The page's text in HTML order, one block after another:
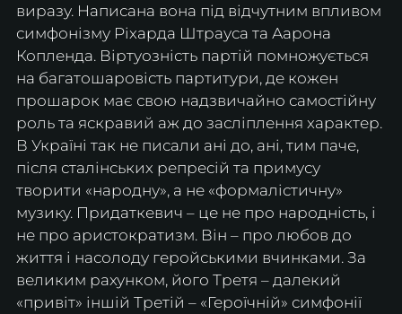
виразу. Написана вона під відчутним впливом
симфонізму Ріхарда Штрауса та Аарона
Копленда. Віртуозність партій помножується
на багатошаровість партитури, де кожен
прошарок має свою надзвичайно самостійну
роль та яскравий аж до засліплення характер.
В Україні так не писали ані до, ані, тим паче,
після сталінських репресій та примусу
творити «народну», а не «формалістичну»
музику. Придаткевич – це не про народність, і
не про аристократизм. Він – про любов до
життя і насолоду геройськими вчинками. За
великим рахунком, його Третя – далекий
«привіт» іншій Третій – «Героїчній» симфонії